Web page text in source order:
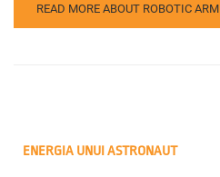
READ MORE ABOUT ROBOTIC ARM
ENERGIA UNUI ASTRONAUT